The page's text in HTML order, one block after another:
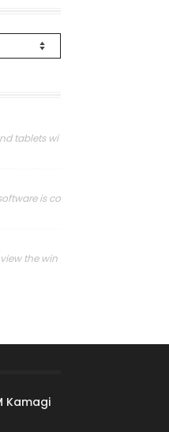
tablets wi
is co
the win
Kamagi